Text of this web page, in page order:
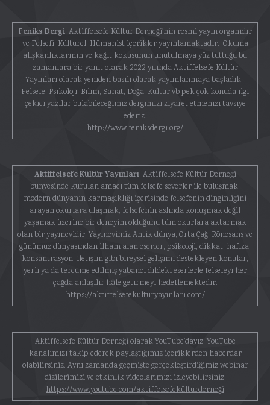
Feniks Dergi, Aktiffelsefe Kültür Derneği'nin resmi yayın organıdır
ve Felsefi, Kültürel, Hümanist içerikler yayınlamaktadır. Okuma
alışkanlıklarının ve kağıt kokusunun unutulmaya yüz tuttuğu bu
zamanlara bir yanıt olarak 2022 yılında Aktiffelsefe Kültür
Yayınları olarak yeniden basılı olarak yayımlanmaya başladık.
Felsefe, Psikoloji, Bilim, Sanat, Doğa, Kültür vb pek çok konuda ilgi
çekici yazılar bulabileceğimiz dergimizi ziyaret etmenizi tavsiye
ederiz.
http://www.feniksdergi.org/
Aktiffelsefe Kültür Yayınları, Aktiffelsefe Kültür Derneği
bünyesinde kurulan amacı tüm felsefe severler ile buluşmak,
modern dünyanın karmaşıklığı içerisinde felsefenin dinginliğini
arayan okurlara ulaşmak, felsefenin aslında konuşmak değil
yaşamak üzerine bir deneyim olduğunu tüm okurlara aktarmak
olan bir yayınevidir. Yayınevimiz Antik dünya, Orta Çağ, Rönesans ve
günümüz dünyasından ilham alan eserler, psikoloji, dikkat, hafıza,
konsantrasyon, iletişim gibi bireysel gelişimi destekleyen konular,
yerli ya da tercüme edilmiş yabancı dildeki eserlerle felsefeyi her
çağda anlaşılır hâle getirmeyi hedeflemektedir.
https://aktiffelsefekulturyayinlari.com/
Aktiffelsefe Kültür Derneği olarak YouTube'dayız! YouTube
kanalımızı takip ederek paylaştığımız içeriklerden haberdar
olabilirsiniz. Aynı zamanda geçmişte gerçekleştirdiğimiz webinar
dizilerimizi ve etkinlik videolarımızı izleyebilirsiniz.
https://www.youtube.com/aktiffelsefekültürderneği